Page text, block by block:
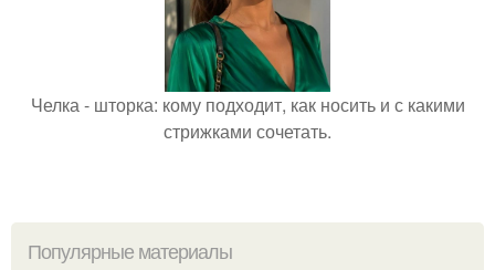
Челка - шторка: кому подходит, как носить и с какими
стрижками сочетать.
Популярные материалы